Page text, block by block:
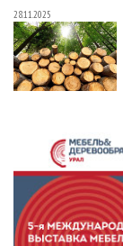
28.11.2025